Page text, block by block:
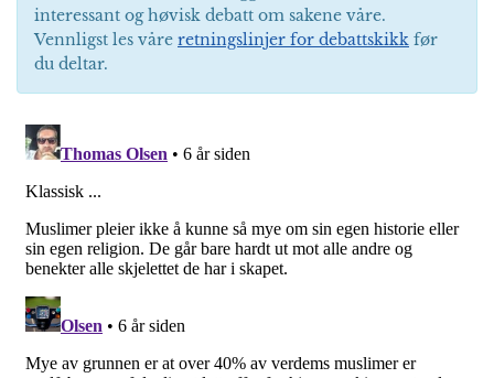
interessant og høvisk debatt om sakene våre.
Vennligst les våre retningslinjer for debattskikk før
du deltar.